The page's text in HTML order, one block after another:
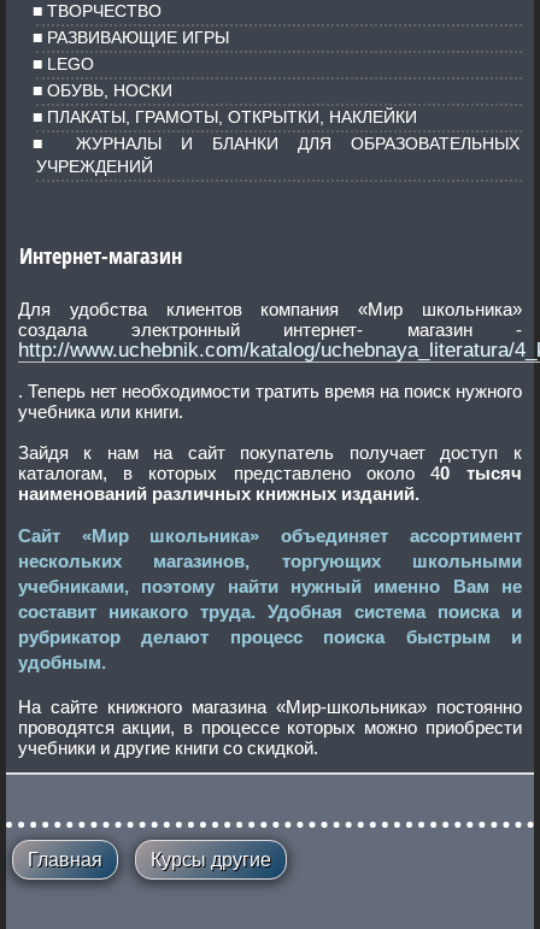
ТВОРЧЕСТВО
РАЗВИВАЮЩИЕ ИГРЫ
LEGO
ОБУВЬ, НОСКИ
ПЛАКАТЫ, ГРАМОТЫ, ОТКРЫТКИ, НАКЛЕЙКИ
ЖУРНАЛЫ И БЛАНКИ ДЛЯ ОБРАЗОВАТЕЛЬНЫХ
УЧРЕЖДЕНИЙ
Интернет-магазин
Для удобства клиентов компания «Мир школьника»
создала электронный интернет- магазин -
http://www.uchebnik.com/katalog/uchebnaya_literatura/
. Теперь нет необходимости тратить время на поиск нужного
учебника или книги.
Зайдя к нам на сайт покупатель получает доступ к
каталогам, в которых представлено около 40 тысяч
наименований различных книжных изданий.
Сайт «Мир школьника» объединяет ассортимент
нескольких магазинов, торгующих школьными
учебниками, поэтому найти нужный именно Вам не
составит никакого труда. Удобная система поиска и
рубрикатор делают процесс поиска быстрым и
удобным.
На сайте книжного магазина «Мир-школьника» постоянно
проводятся акции, в процессе которых можно приобрести
учебники и другие книги со скидкой.
Главная Курсы другие